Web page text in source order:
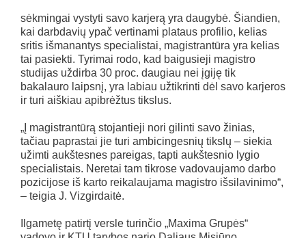
sėkmingai vystyti savo karjerą yra daugybė. Šiandien,
kai darbdavių ypač vertinami plataus profilio, kelias
sritis išmanantys specialistai, magistrantūra yra kelias
tai pasiekti. Tyrimai rodo, kad baigusieji magistro
studijas uždirba 30 proc. daugiau nei įgiję tik
bakalauro laipsnį, yra labiau užtikrinti dėl savo karjeros
ir turi aiškiau apibrėžtus tikslus.
„Į magistrantūrą stojantieji nori gilinti savo žinias,
tačiau paprastai jie turi ambicingesnių tikslų – siekia
užimti aukštesnes pareigas, tapti aukštesnio lygio
specialistais. Neretai tam tikrose vadovaujamo darbo
pozicijose iš karto reikalaujama magistro išsilavinimo“,
– teigia J. Vizgirdaitė.
Ilgametę patirtį versle turinčio „Maxima Grupės“